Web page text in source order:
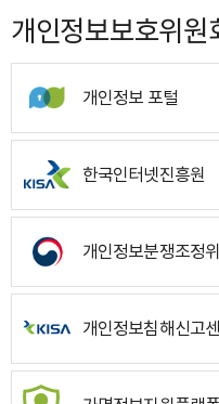
개인정보보호위원
개인정보 포털
한국인터넷진흥원
개인정보분쟁조정
개인정보침해신고